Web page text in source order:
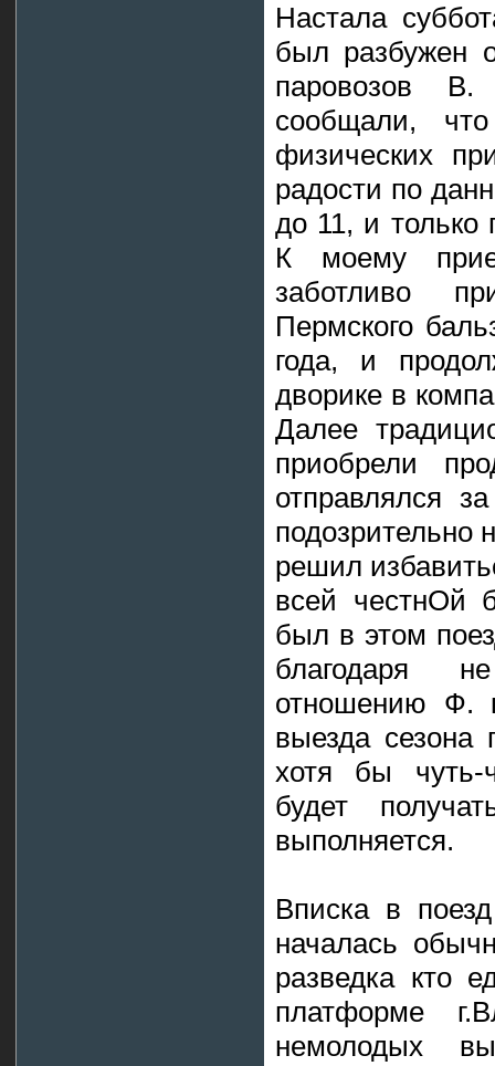
Настала
был разбужен
паровозов
сообщали,
физических
радости по
до 11, и только
К моему
заботливо
Пермского
года, и
дворике в
Далее
приобрели
отправлялся
подозрительно
решил
всей честнОй
был в этом
благодаря
отношению Ф.
выезда сезона
хотя бы чуть-
будет
выполняется.
Вписка в
началась
разведка кто
платформе
немолодых